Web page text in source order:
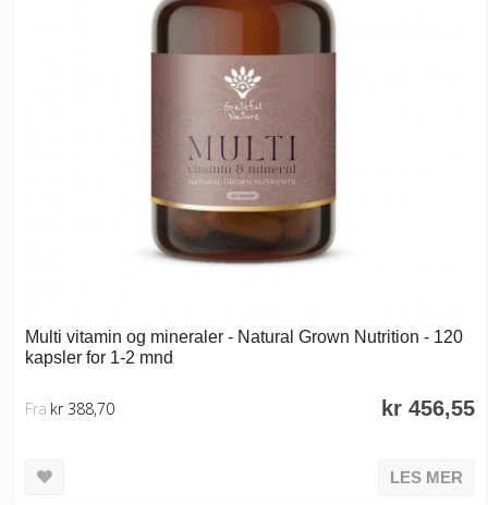
Multi vitamin og mineraler - Natural Grown Nutrition - 120
kapsler for 1-2 mnd
kr 456,55
Fra kr 388,70
LES MER